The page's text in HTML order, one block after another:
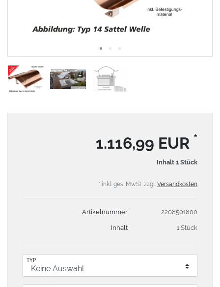
1.116,99 EUR *
Inhalt 1 Stück
* inkl. ges. MwSt. zzgl. Versandkosten
Artikelnummer 2208501800
Inhalt 1 Stück
TYP